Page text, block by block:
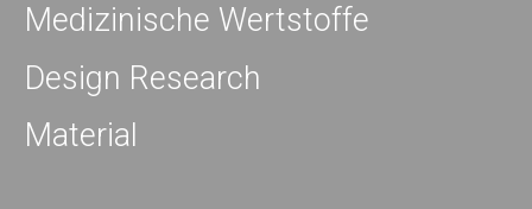
Medizinische Wertstoffe
Design Research
Material